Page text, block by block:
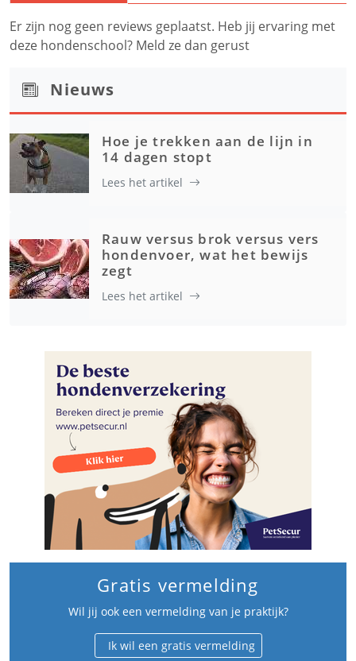
Er zijn nog geen reviews geplaatst. Heb jij ervaring met
deze hondenschool? Meld ze dan gerust
Nieuws
Hoe je trekken aan de lijn in
14 dagen stopt
Lees het artikel
Rauw versus brok versus vers
hondenvoer, wat het bewijs
zegt
Lees het artikel
Gratis vermelding
Wil jij ook een vermelding van je praktijk?
Ik wil een gratis vermelding